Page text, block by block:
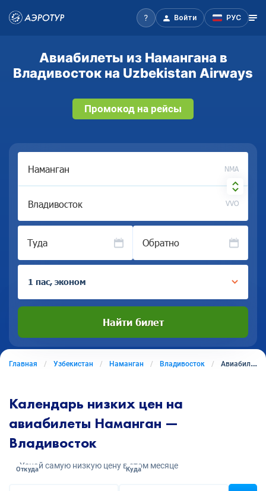
Войти РУС
Авиабилеты из Намангана в
Владивосток на Uzbekistan Airways
Промокод на рейсы
NMA
VVO
Туда Обратно
1 пас, эконом
Найти билет
Главная Узбекистан Наманган Владивосток Авиабилеты из Намангана в Владивосток
Календарь низких цен на
авиабилеты Наманган —
Владивосток
Узнай самую низкую цену в этом месяце
Откуда Куда